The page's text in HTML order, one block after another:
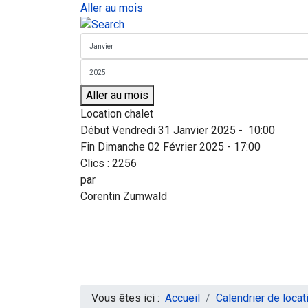
Aller au mois
Aller au mois
Location chalet
Début Vendredi 31 Janvier 2025 - 10:00
Fin Dimanche 02 Février 2025 - 17:00
Clics : 2256
par
Corentin Zumwald
Vous êtes ici : Accueil Calendrier de